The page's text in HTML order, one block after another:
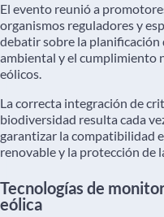
El evento reunió a
organismos reguladores y
debatir sobre la planificación
ambiental y el cumplimiento
eólicos.
La correcta integración de
biodiversidad resulta cada
garantizar la compatibilidad
renovable y la protección de
Tecnologías de
eólica